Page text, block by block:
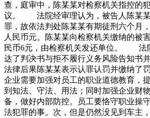
查，庭审中，陈某某对检察机关指控的
议。 法院经审理认为，被告人陈某某
罪，故依法判处陈某某有期徒刑六个月
人民币元。陈某某向检察机关缴纳的被
民币6元，由检察机关发还单位。 法
达了判决书与拒不履行义务风险告知书
法律后果陈某某表示认罪认罚并缴纳
企业需要加强对员工的职业道德教育，
到知法、守法、用法；同时加强企业财
备，做好内部防控。员工要恪守职业操
法犯罪的事。次，但是仍然没见到车主